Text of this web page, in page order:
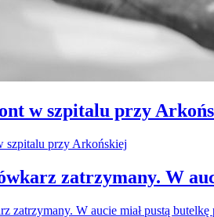
w szpitalu przy
zatrzymany. W